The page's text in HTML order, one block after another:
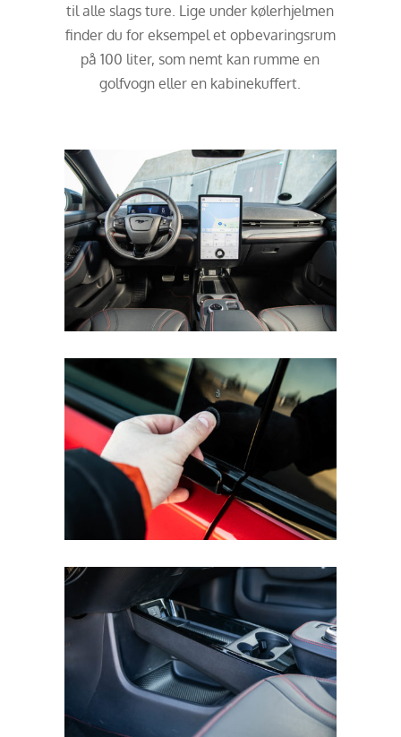
til alle slags ture. Lige under kølerhjelmen
finder du for eksempel et opbevaringsrum
på 100 liter, som nemt kan rumme en
golfvogn eller en kabinekuffert.